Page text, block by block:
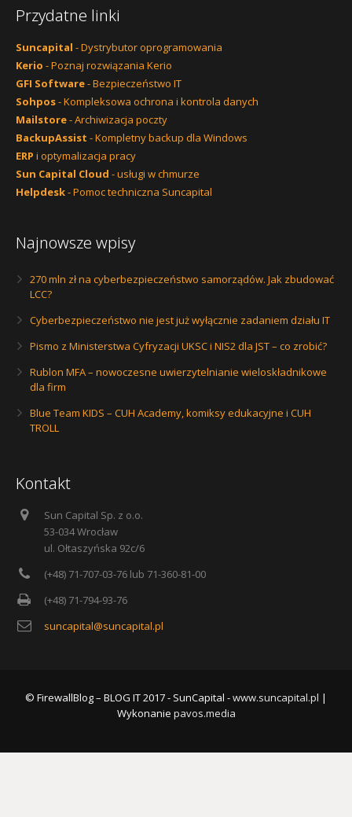
Przydatne linki
Suncapital - Dystrybutor oprogramowania
Kerio - Poznaj rozwiązania Kerio
GFI Software- Bezpieczeństwo IT
Sohpos- Kompleksowa ochrona i kontrola danych
Mailstore- Archiwizacja poczty
BackupAssist - Kompletny backup dla Windows
ERP i optymalizacja pracy
Sun Capital Cloud - usługi w chmurze
Helpdesk- Pomoc techniczna Suncapital
Najnowsze wpisy
270 mln zł na cyberbezpieczeństwo samorządów. Jak zbudować
LCC?
Cyberbezpieczeństwo nie jest już wyłącznie zadaniem działu IT
Pismo z Ministerstwa Cyfryzacji UKSC i NIS2 dla JST – co zrobić?
Rublon MFA – nowoczesne uwierzytelnianie wieloskładnikowe
dla firm
Blue Team KIDS – CUH Academy, komiksy edukacyjne i CUH
TROLL
Kontakt
Sun Capital Sp. z o.o.
53-034 Wrocław
ul. Ołtaszyńska 92c/6
(+48) 71-707-03-76 lub 71-360-81-00
(+48) 71-794-93-76
suncapital@suncapital.pl
© FirewallBlog – BLOG IT 2017 - SunCapital -www.suncapital.pl |
Wykonanie pavos.media